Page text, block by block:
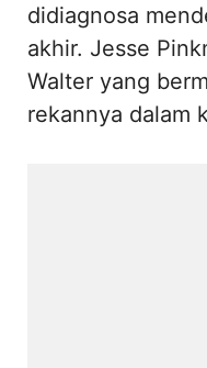
didiagnosa
akhir. Jesse
Walter yang
rekannya dalam